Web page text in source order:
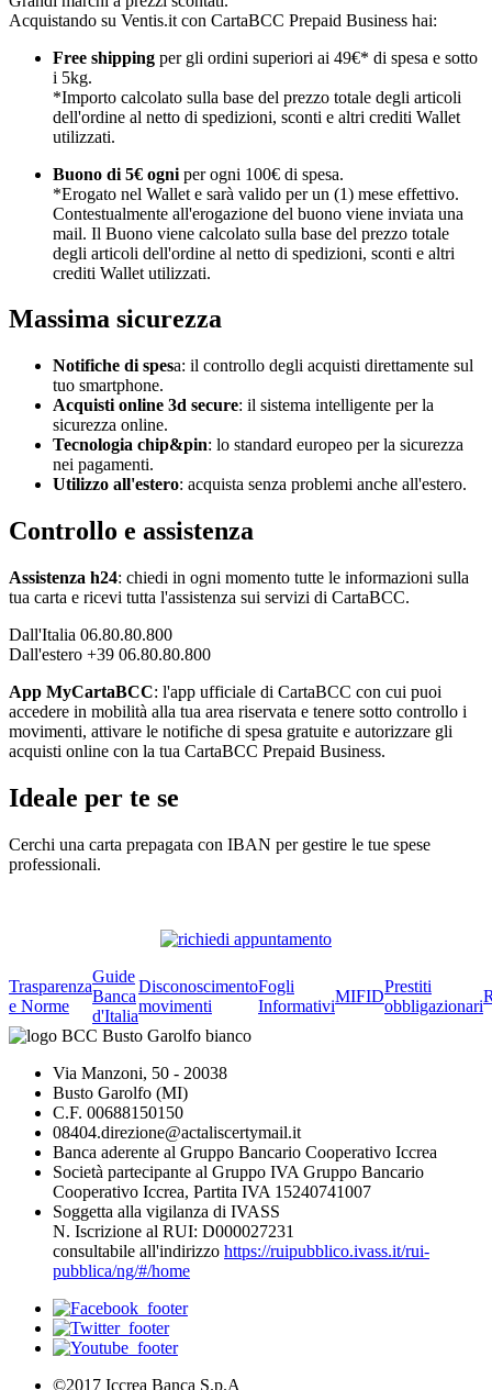
Acquistando su Ventis.it con CartaBCC Prepaid Business hai:
Free shipping per gli ordini superiori ai 49€* di spesa e sotto
i 5kg.
*Importo calcolato sulla base del prezzo totale degli articoli
dell'ordine al netto di spedizioni, sconti e altri crediti Wallet
utilizzati.
Buono di 5€ ogni per ogni 100€ di spesa.
*Erogato nel Wallet e sarà valido per un (1) mese effettivo.
Contestualmente all'erogazione del buono viene inviata una
mail. Il Buono viene calcolato sulla base del prezzo totale
degli articoli dell'ordine al netto di spedizioni, sconti e altri
crediti Wallet utilizzati.
Massima sicurezza
Notifiche di spesa: il controllo degli acquisti direttamente sul
tuo smartphone.
Acquisti online 3d secure: il sistema intelligente per la
sicurezza online.
Tecnologia chip&pin: lo standard europeo per la sicurezza
nei pagamenti.
Utilizzo all'estero: acquista senza problemi anche all'estero.
Controllo e assistenza
Assistenza h24: chiedi in ogni momento tutte le informazioni sulla
tua carta e ricevi tutta l'assistenza sui servizi di CartaBCC.
Dall'Italia 06.80.80.800
Dall'estero +39 06.80.80.800
App MyCartaBCC: l'app ufficiale di CartaBCC con cui puoi
accedere in mobilità alla tua area riservata e tenere sotto controllo i
movimenti, attivare le notifiche di spesa gratuite e autorizzare gli
acquisti online con la tua CartaBCC Prepaid Business.
Ideale per te se
Cerchi una carta prepagata con IBAN per gestire le tue spese
professionali.
Trasparenza
e Norme
Guide
Banca
d'Italia
Disconoscimento
movimenti
Fogli
Informativi
MIFID
Prestiti
obbligazionari
Via Manzoni, 50 - 20038
Busto Garolfo (MI)
C.F. 00688150150
08404.direzione@actaliscertymail.it
Banca aderente al Gruppo Bancario Cooperativo Iccrea
Società partecipante al Gruppo IVA Gruppo Bancario
Cooperativo Iccrea, Partita IVA 15240741007
Soggetta alla vigilanza di IVASS
N. Iscrizione al RUI: D000027231
consultabile all'indirizzo https://ruipubblico.ivass.it/rui-
pubblica/ng/#/home
©2017 Iccrea Banca S.p.A